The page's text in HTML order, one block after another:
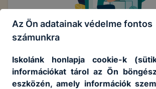
Aktuális információ
A technikumi képzések
Az Ön adatainak védelme fontos
számunkra
Iskolánk honlapja cookie-k
információkat tárol az Ön
eszközén, amely információk